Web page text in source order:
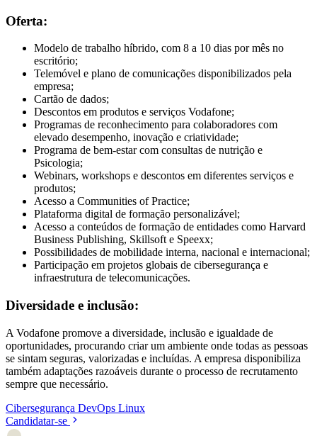
Oferta:
Modelo de trabalho híbrido, com 8 a 10 dias por mês no
escritório;
Telemóvel e plano de comunicações disponibilizados pela
empresa;
Cartão de dados;
Descontos em produtos e serviços Vodafone;
Programas de reconhecimento para colaboradores com
elevado desempenho, inovação e criatividade;
Programa de bem-estar com consultas de nutrição e
Psicologia;
Webinars, workshops e descontos em diferentes serviços e
produtos;
Acesso a Communities of Practice;
Plataforma digital de formação personalizável;
Acesso a conteúdos de formação de entidades como Harvard
Business Publishing, Skillsoft e Speexx;
Possibilidades de mobilidade interna, nacional e internacional;
Participação em projetos globais de cibersegurança e
infraestrutura de telecomunicações.
Diversidade e inclusão:
A Vodafone promove a diversidade, inclusão e igualdade de
oportunidades, procurando criar um ambiente onde todas as pessoas
se sintam seguras, valorizadas e incluídas. A empresa disponibiliza
também adaptações razoáveis durante o processo de recrutamento
sempre que necessário.
Cibersegurança DevOps Linux
Candidatar-se